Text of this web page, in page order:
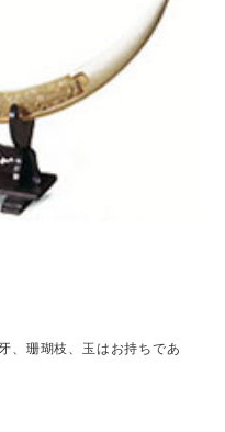
、珊瑚枝、玉はお持ちであ